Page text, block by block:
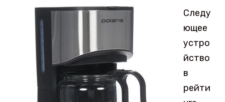
Следу
ющее
устро
йство
в
рейти